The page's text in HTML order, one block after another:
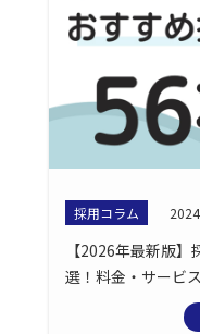
採用コラム
【2026年最新版
選！料金・サービ